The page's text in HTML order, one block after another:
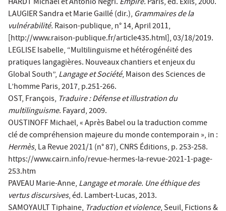
HARDT Michael et Antonio Negri. Empire. Paris, éd. Exils, 2000.
LAUGIER Sandra et Marie Gaillé (dir.), Grammaires de la
vulnérabilité. Raison-publique, n° 14, April 2011,
[http://www.raison-publique.fr/article435.html], 03/18/2019.
LEGLISE Isabelle, “Multilinguisme et hétérogénéité des
pratiques langagières. Nouveaux chantiers et enjeux du
Global South”, Langage et Société, Maison des Sciences de
L’homme Paris, 2017, p.251-266.
OST, François, Traduire : Défense et illustration du
multilinguisme. Fayard, 2009.
OUSTINOFF Michaël, « Après Babel ou la traduction comme
clé de compréhension majeure du monde contemporain », in :
Hermès, La Revue 2021/1 (n° 87), CNRS Éditions, p. 253-258.
https://www.cairn.info/revue-hermes-la-revue-2021-1-page-
253.htm
PAVEAU Marie-Anne, Langage et morale. Une éthique des
vertus discursives, éd. Lambert-Lucas, 2013.